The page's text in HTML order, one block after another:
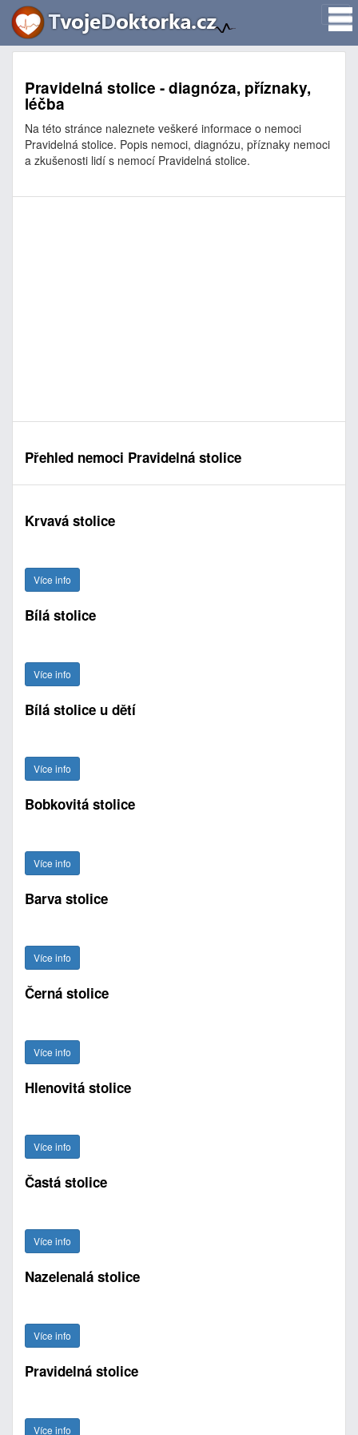
Pravidelná stolice - diagnóza, příznaky,
léčba
Na této stránce naleznete veškeré informace o nemoci
Pravidelná stolice. Popis nemoci, diagnózu, příznaky nemoci
a zkušenosti lidí s nemocí Pravidelná stolice.
Přehled nemoci Pravidelná stolice
Krvavá stolice
Více info
Bílá stolice
Více info
Bílá stolice u dětí
Více info
Bobkovitá stolice
Více info
Barva stolice
Více info
Černá stolice
Více info
Hlenovitá stolice
Více info
Častá stolice
Více info
Nazelenalá stolice
Více info
Pravidelná stolice
Více info